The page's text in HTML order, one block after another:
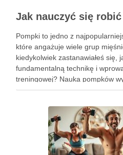
Pompki to jedno z
które angażuje wiele grup
kiedykolwiek zastanawiałeś się,
fundamentalną technikę i
treningowej? Nauka pompków
determinacji, ale także